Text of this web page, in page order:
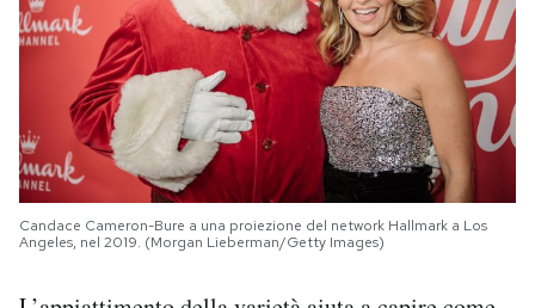
Candace Cameron-Bure a una proiezione del network Hallmark a Los
Angeles, nel 2019. (Morgan Lieberman/Getty Images)